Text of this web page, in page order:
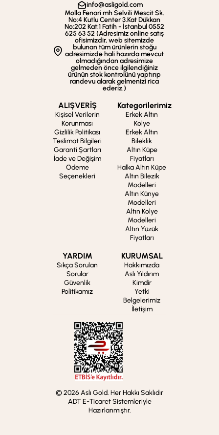
info@asligold.com
Molla Fenari mh Selvili Mescit Sk.
No:4 Kutlu Center 3.Kat Dükkan
No:202 Kat:1 Fatih - İstanbul 0552
625 63 52 (Adresimiz online satış
ofisimizdir, web sitemizde
bulunan tüm ürünlerin stoğu
adresimizde hali hazırda mevcut
olmadığından adresimize
gelmeden önce ilgilendiğiniz
ürünün stok kontrolünü yaptırıp
randevu alarak gelmenizi rica
ederiz.)
ALIŞVERİŞ
Kişisel Verilerin
Korunması
Gizlilik Politikası
Teslimat Bilgileri
Garanti Şartları
İade ve Değişim
Ödeme
Seçenekleri
Kategorilerimiz
Erkek Altın
Kolye
Erkek Altın
Bileklik
Altın Küpe
Fiyatları
Halka Altın Küpe
Altın Bilezik
Modelleri
Altın Künye
Modelleri
Altın Kolye
Modelleri
Altın Yüzük
Fiyatları
YARDIM
Sıkça Sorulan
Sorular
Güvenlik
Politikamız
KURUMSAL
Hakkımızda
Aslı Yıldırım
Kimdir
Yetki
Belgelerimiz
İletişim
© 2026 Aslı Gold. Her Hakkı Saklıdır
ADT E-Ticaret Sistemleriyle
Hazırlanmıştır.